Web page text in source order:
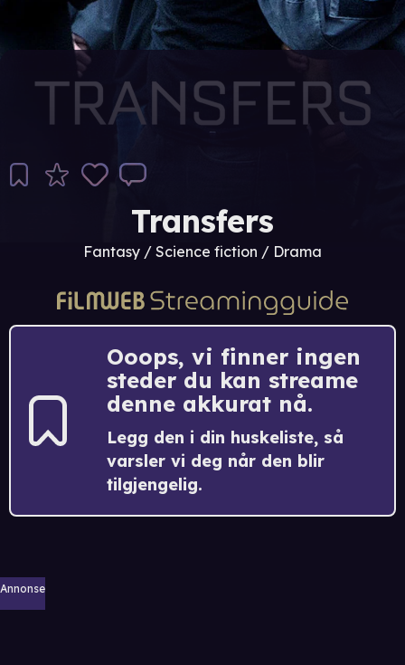
Transfers
Fantasy / Science fiction / Drama
Ooops, vi finner ingen
steder du kan streame
denne akkurat nå.
Legg den i din huskeliste, så
varsler vi deg når den blir
tilgjengelig.
Annonse